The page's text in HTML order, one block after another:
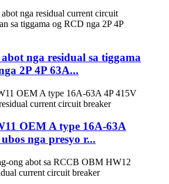
nga residual sa tiggama
2P 4P 63A...
OEM A type 16A-63A
nga presyo r...